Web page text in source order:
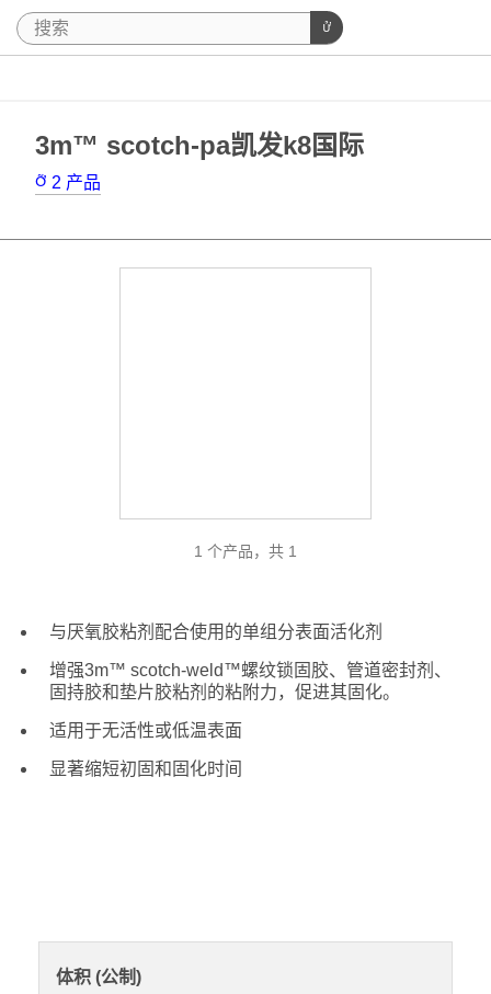
3m™ scotch-pa凯发k8国际
2 产品
1 个产品，共 1
与厌氧胶粘剂配合使用的单组分表面活化剂
增强3m™ scotch-weld™螺纹锁固胶、管道密封剂、
固持胶和垫片胶粘剂的粘附力，促进其固化。
适用于无活性或低温表面
显著缩短初固和固化时间
体积 (公制)